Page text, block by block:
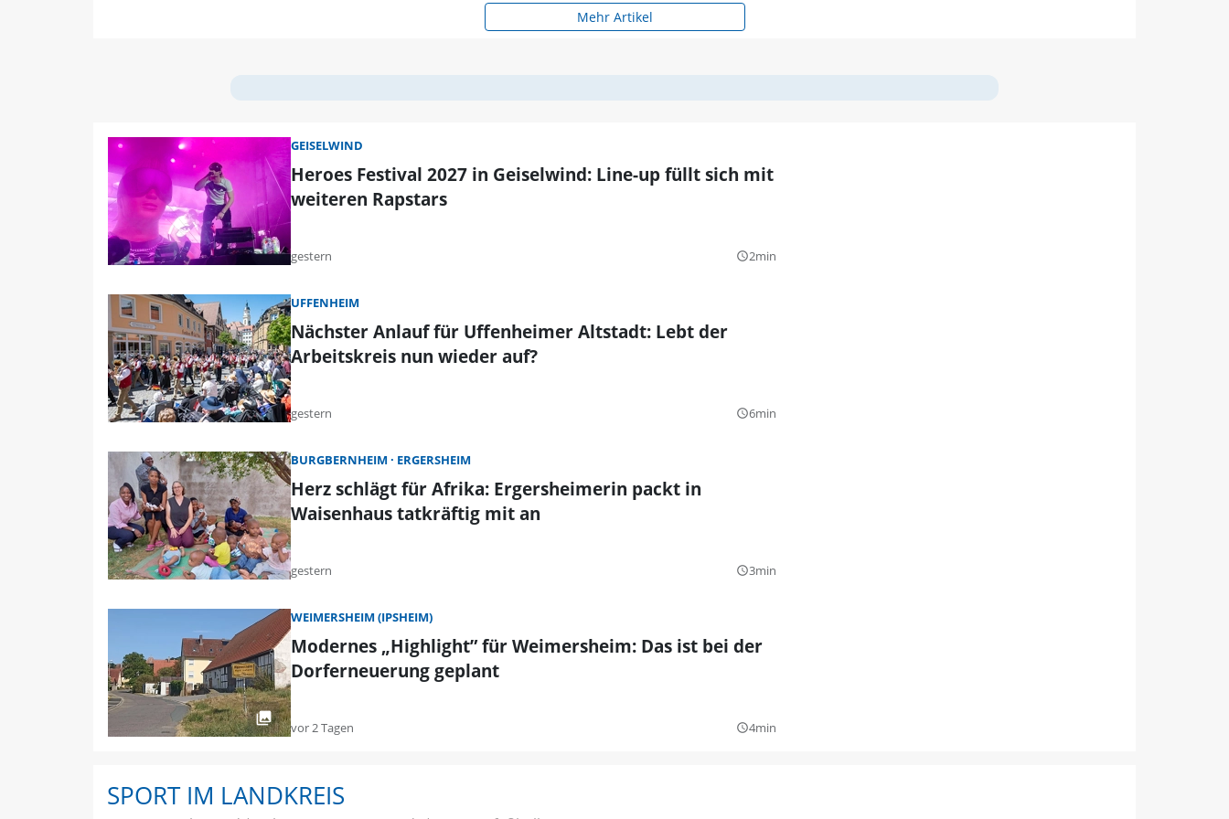
Mehr Artikel
GEISELWIND
Heroes Festival 2027 in Geiselwind: Line-up füllt sich mit
weiteren Rapstars
gestern query_builder2min
UFFENHEIM
Nächster Anlauf für Uffenheimer Altstadt: Lebt der
Arbeitskreis nun wieder auf?
gestern query_builder6min
BURGBERNHEIM ERGERSHEIM
Herz schlägt für Afrika: Ergersheimerin packt in
Waisenhaus tatkräftig mit an
gestern query_builder3min
WEIMERSHEIM (IPSHEIM)
Modernes „Highlight” für Weimersheim: Das ist bei der
Dorferneuerung geplant
vor 2 Tagen query_builder4min
SPORT IM LANDKREIS